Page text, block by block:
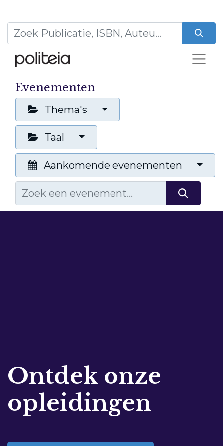
Evenementen
Thema's
Taal
Aankomende evenementen
Ontdek onze
opleidingen